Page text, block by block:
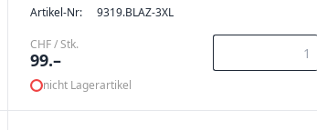
Artikel-Nr: 9319.BLAZ-3XL
CHF / Stk.
99.–
nicht Lagerartikel